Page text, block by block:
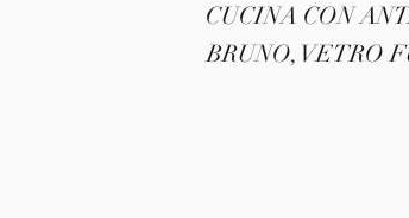
CUCINA CON
BRUNO, VETRO